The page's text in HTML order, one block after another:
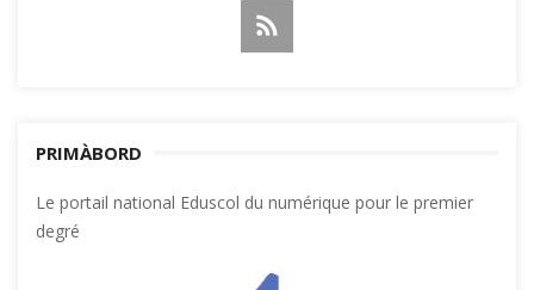
PRIMÀBORD
Le portail national Eduscol du numérique pour le premier
degré